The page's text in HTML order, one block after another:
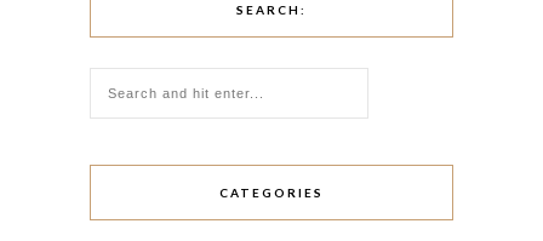
SEARCH:
CATEGORIES